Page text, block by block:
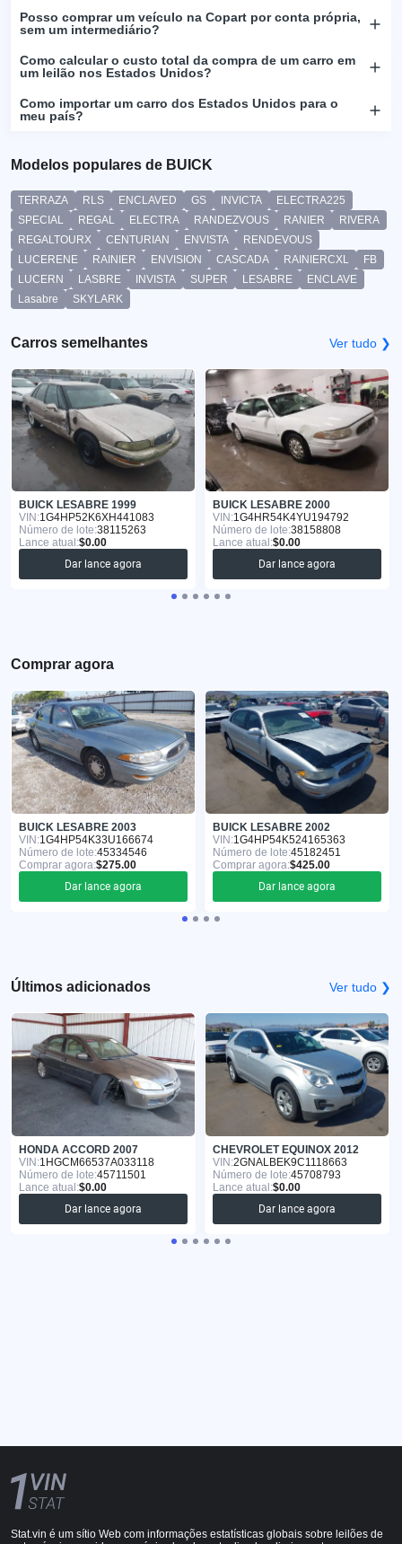
Posso comprar um veículo na Copart por conta própria,
sem um intermediário?
Como calcular o custo total da compra de um carro em
um leilão nos Estados Unidos?
Como importar um carro dos Estados Unidos para o
meu país?
Modelos populares de BUICK
TERRAZA RLS ENCLAVED GS INVICTA
ELECTRA225
SPECIAL
REGAL ELECTRA RANDEZVOUS RANIER
RIVERA
REGALTOURX
CENTURIAN ENVISTA
RENDEVOUS
LUCERENE
RAINIER ENVISION CASCADA RAINIERCXL
FB
LUCERN
LASBRE INVISTA SUPER LESABRE
ENCLAVE
Lasabre
SKYLARK
Carros semelhantes Ver tudo ❯
BUICK LESABRE 1999
VIN:1G4HP52K6XH441083
Número de lote:38115263
Lance atual:$0.00
Dar lance agora
BUICK LESABRE 2000
VIN:1G4HR54K4YU194792
Número de lote:38158808
Lance atual:$0.00
Dar lance agora
Comprar agora
BUICK LESABRE 2003
VIN:1G4HP54K33U166674
Número de lote:45334546
Comprar agora:$275.00
Dar lance agora
BUICK LESABRE 2002
VIN:1G4HP54K524165363
Número de lote:45182451
Comprar agora:$425.00
Dar lance agora
Últimos adicionados Ver tudo ❯
HONDA ACCORD 2007
VIN:1HGCM66537A033118
Número de lote:45711501
Lance atual:$0.00
Dar lance agora
CHEVROLET EQUINOX 2012
VIN:2GNALBEK9C1118663
Número de lote:45708793
Lance atual:$0.00
Dar lance agora
Stat.vin é um sítio Web com informações estatísticas globais sobre leilões de